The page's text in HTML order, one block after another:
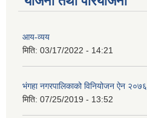
आय-व्यय
मिति: 03/17/2022 - 14:21
भंगहा नगरपालिकाको विनियोजन ऐन २०७६
मिति: 07/25/2019 - 13:52